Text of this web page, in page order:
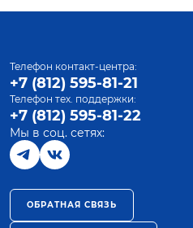
Телефон контакт-центра:
+7 (812) 595-81-21
Телефон тех. поддержки:
+7 (812) 595-81-22
Мы в соц. сетях:
ОБРАТНАЯ СВЯЗЬ